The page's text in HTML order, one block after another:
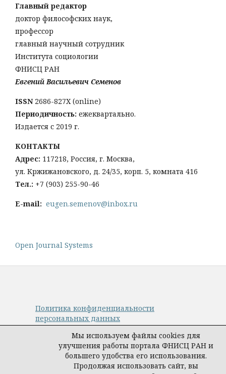
Главный редактор
доктор философских наук,
профессор
главный научный сотрудник
Института социологии
ФНИСЦ РАН
Евгений Васильевич Семенов
ISSN 2686-827X (online)
Периодичность: ежеквартально.
Издается с 2019 г.
КОНТАКТЫ
Адрес: 117218, Россия, г. Москва,
ул. Кржижановского, д. 24/35, корп. 5, комната 416
Тел.: +7 (903) 255-90-46
E-mail: eugen.semenov@inbox.ru
Open Journal Systems
Политика конфиденциальности
персональных данных
© Авторы, журнал «Управление наукой:
теория и практика», 2019–2026
Материалы журнала доступны по
лицензииCreative Commons Attribution
Мы используем файлы cookies для
улучшения работы портала ФНИСЦ РАН и
большего удобства его использования.
Продолжая использовать сайт, вы